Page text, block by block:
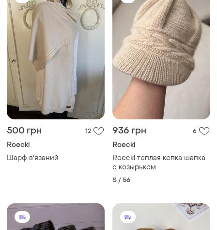
500 грн 12
Roeckl
Шарф вʼязаний
936 грн 6
Roeckl
Roeckl теплая кепка шапка
с козырьком
S / 56